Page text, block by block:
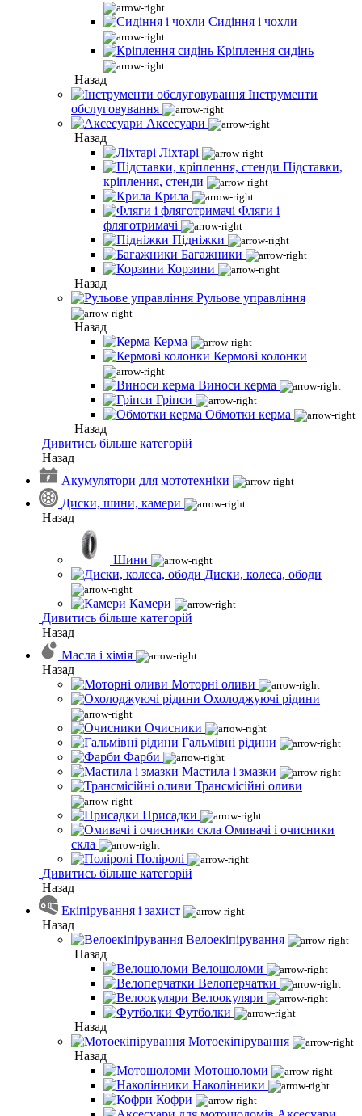
Сидіння і чохли
Кріплення сидінь
Назад
Інструменти
обслуговування
Аксесуари
Назад
Ліхтарі
Підставки,
кріплення, стенди
Крила
Фляги і
фляготримачі
Підніжки
Багажники
Корзини
Назад
Рульове управління
Назад
Керма
Кермові колонки
Виноси керма
Гріпси
Обмотки керма
Назад
Дивитись більше категорій
Назад
Акумулятори для мототехніки
Диски, шини, камери
Назад
Шини
Диски, колеса, ободи
Камери
Дивитись більше категорій
Назад
Масла і хімія
Назад
Моторні оливи
Охолоджуючі рідини
Очисники
Гальмівні рідини
Фарби
Мастила і змазки
Трансмісійні оливи
Присадки
Омивачі і очисники
скла
Поліролі
Дивитись більше категорій
Назад
Екіпірування і захист
Назад
Велоекіпірування
Назад
Велошоломи
Велоперчатки
Велоокуляри
Футболки
Назад
Мотоекіпірування
Назад
Мотошоломи
Наколінники
Кофри